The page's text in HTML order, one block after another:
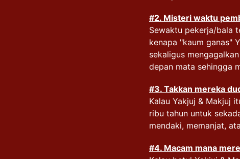
#2. Misteri waktu
Sewaktu pekerja/bala
kenapa "kaum ganas"
sekaligus
depan mata sehingga
#3. Takkan mereka
Kalau Yakjuj & Makjuj
ribu tahun untuk
mendaki, memanjat,
#4. Macam mana